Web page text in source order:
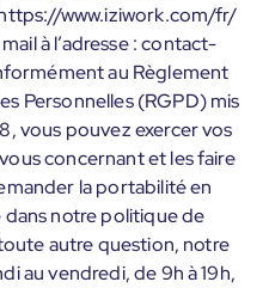
www.iziwork.com/fr/
à l’adresse : contact-
au Règlement
Personnelles (RGPD) mis
vous pouvez exercer vos
concernant et les faire
la portabilité en
notre politique de
autre question, notre
au vendredi, de 9h à 19h,